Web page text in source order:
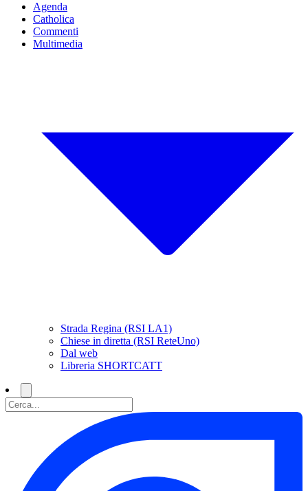
Agenda
Catholica
Commenti
Multimedia
Strada Regina (RSI LA1)
Chiese in diretta (RSI ReteUno)
Dal web
Libreria SHORTCATT